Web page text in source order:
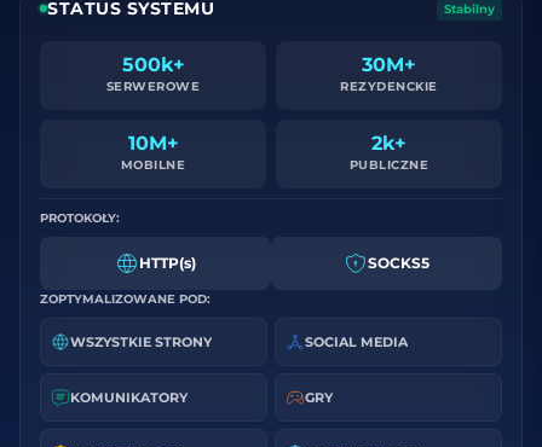
STATUS SYSTEMU Stabilny
500k+
SERWEROWE
30M+
REZYDENCKIE
10M+
MOBILNE
2k+
PUBLICZNE
PROTOKOŁY:
HTTP(s) SOCKS5
ZOPTYMALIZOWANE POD:
WSZYSTKIE STRONY SOCIAL MEDIA
KOMUNIKATORY GRY